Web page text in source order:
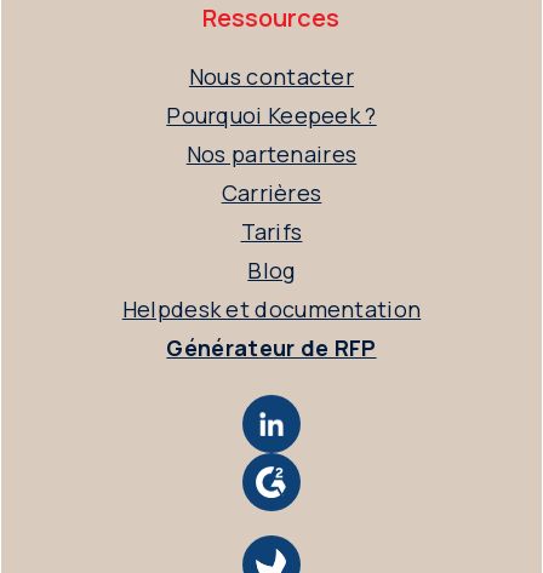
Ressources
Nous contacter
Pourquoi Keepeek ?
Nos partenaires
Carrières
Tarifs
Blog
Helpdesk et documentation
Générateur de RFP